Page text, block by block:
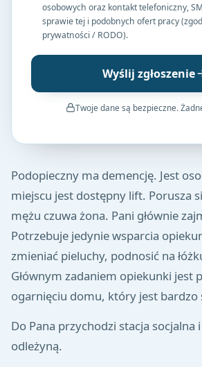
osobowych oraz kontakt telefoniczny,
sprawie tej i podobnych ofert pracy
prywatności / RODO).
Wyślij zgłoszenie
Twoje dane są bezpieczne.
Podopieczny ma demencję. Jest
miejscu jest dostępny lift. Porusza
mężu czuwa żona. Pani głównie
Potrzebuje jedynie wsparcia
zmieniać pieluchy, podnosić na
Głównym zadaniem opiekunki jest
ogarnięciu domu, który jest bardzo
Do Pana przychodzi stacja socjalna
odleżyną.